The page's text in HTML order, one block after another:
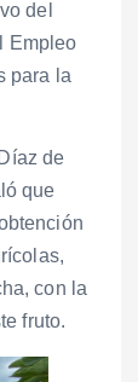
del
Empleo
para la
de
que
con la
fruto.